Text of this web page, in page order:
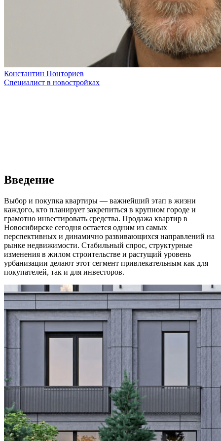
Константин Понториев
Специалист в новостройках
Введение
Выбор и покупка квартиры — важнейший этап в жизни
каждого, кто планирует закрепиться в крупном городе и
грамотно инвестировать средства. Продажа квартир в
Новосибирске сегодня остается одним из самых
перспективных и динамично развивающихся направлений на
рынке недвижимости. Стабильный спрос, структурные
изменения в жилом строительстве и растущий уровень
урбанизации делают этот сегмент привлекательным как для
покупателей, так и для инвесторов.